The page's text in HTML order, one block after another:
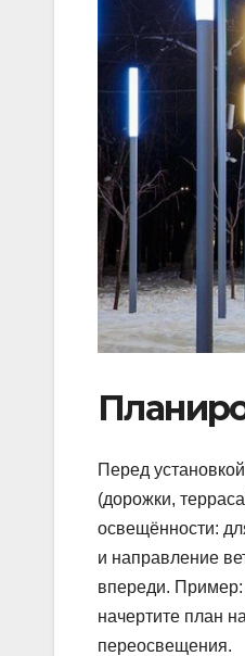
Перед
(дорожки,
освещённости:
и направление
впереди. Пример:
начертите план
переосвещения.